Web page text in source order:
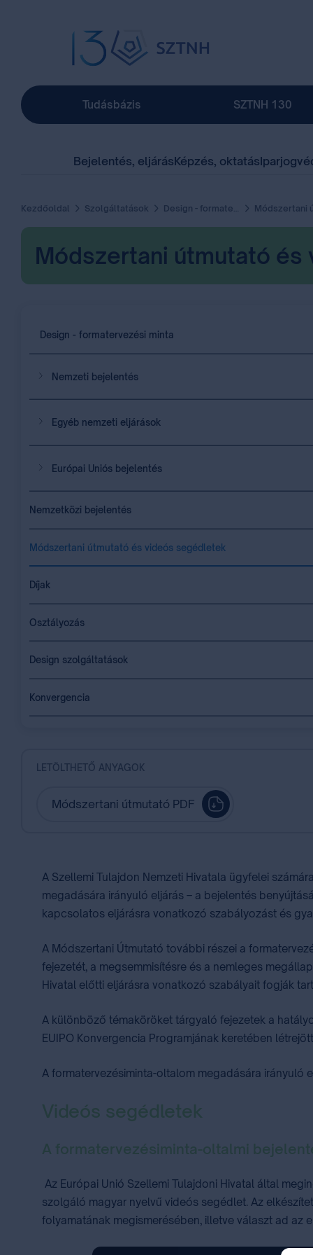
Tudásbázis SZTNH 130
Bejelentés, eljárásKépzés, oktatás
Kezdőoldal Szolgáltatások Design - formatervezési minta Módszertani útmutató és videós
Módszertani útmutató
Design - formatervezési minta
Nemzeti bejelentés
Egyéb nemzeti eljárások
Európai Uniós bejelentés
Nemzetközi bejelentés
Módszertani útmutató és videós segédletek
Díjak
Osztályozás
Design szolgáltatások
Konvergencia
LETÖLTHETŐ ANYAGOK
Módszertani útmutató PDF
A Szellemi Tulajdon Nemzeti Hivatala ügyfelei
megadására irányuló eljárás – a bejelentés
kapcsolatos eljárásra vonatkozó szabályozást és
A Módszertani Útmutató további részei a
fejezetét, a megsemmisítésre és a nemleges
Hivatal előtti eljárásra vonatkozó szabályait fogják
A különböző témaköröket tárgyaló fejezetek a
EUIPO Konvergencia Programjának keretében
A formatervezésiminta-oltalom megadására irányuló
Videós segédletek
A formatervezésiminta-oltalmi
Az Európai Unió Szellemi Tulajdoni Hivatal által
szolgáló magyar nyelvű videós segédlet. Az
folyamatának megismerésében, illetve választ ad az